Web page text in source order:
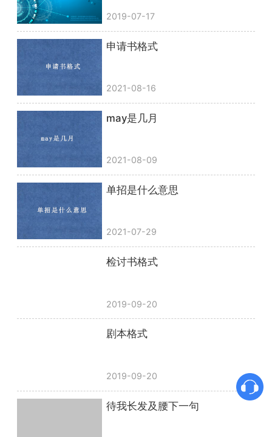
2019-07-17
申请书格式
2021-08-16
may是几月
2021-08-09
单招是什么意思
2021-07-29
检讨书格式
2019-09-20
剧本格式
2019-09-20
待我长发及腰下一句